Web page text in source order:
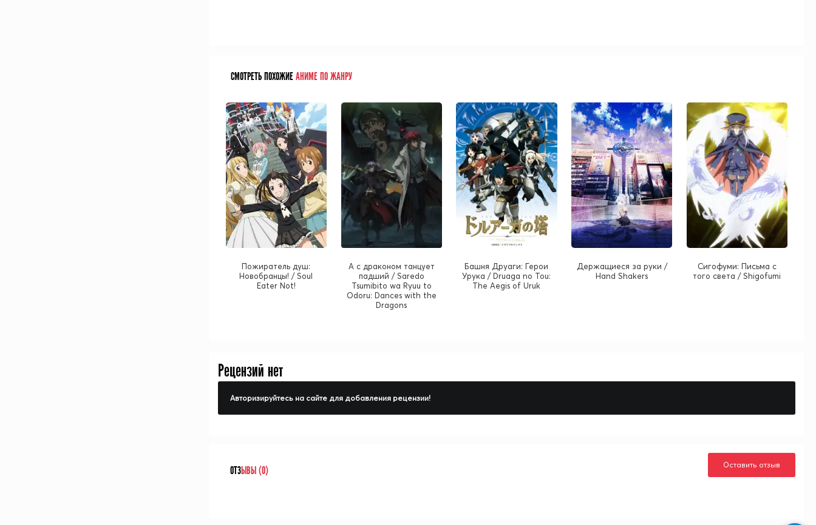
СМОТРЕТЬ ПОХОЖИЕАНИМЕ ПО ЖАНРУ
Пожиратель душ:
Новобранцы! / Soul
Eater Not!
А с драконом танцует
падший / Saredo
Tsumibito wa Ryuu to
Odoru: Dances with the
Dragons
Башня Друаги: Герои
Урука / Druaga no Tou:
The Aegis of Uruk
Держащиеся за руки /
Hand Shakers
Сигофуми: Письма с
того света / Shigofumi
Рецензий нет
Авторизируйтесь на сайте для добавления рецензии!
ОТЗЫВЫ (0) Оставить отзыв